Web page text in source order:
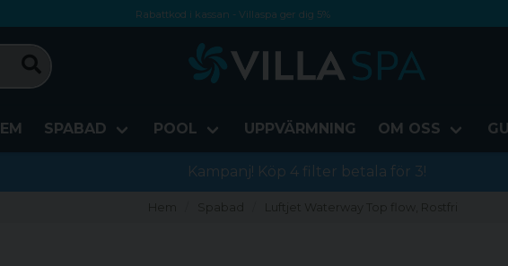
Rabattkod i kassan - Villaspa ger dig 5%
Fri frakt från 1000 kr!
Betala med Swish, faktura eller kontokort
SPABAD POOL UPPVÄRMNING OM OSS
Kampanj! Köp 4 filter betala för 3!
Hem Spabad Luftjet Waterway Top flow, Rostfri